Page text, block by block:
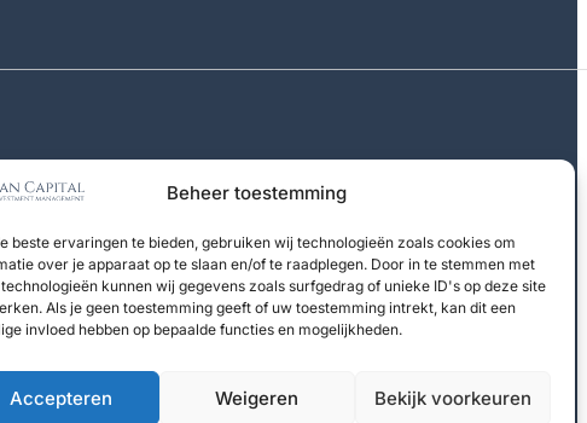
Beheer toestemming
beste ervaringen te bieden, gebruiken wij technologieën zoals cookies om
over je apparaat op te slaan en/of te raadplegen. Door in te stemmen met
kunnen wij gegevens zoals surfgedrag of unieke ID's op deze site
Als je geen toestemming geeft of uw toestemming intrekt, kan dit een
invloed hebben op bepaalde functies en mogelijkheden.
Accepteren Weigeren Bekijk voorkeuren